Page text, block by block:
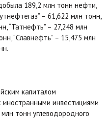
189,2 млн тонн нефти,
– 61,622 млн тонн,
“Татнефть” – 27,248 млн
“Славнефть” – 15,475 млн
капиталом
инвестициями
тонн углеводородного